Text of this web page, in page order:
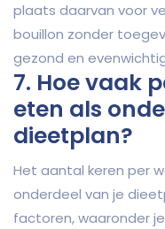
plaats daarvan voor
bouillon zonder
gezond en
7. Hoe vaak
eten als
dieetplan?
Het aantal keren per
onderdeel van je
factoren, waaronder